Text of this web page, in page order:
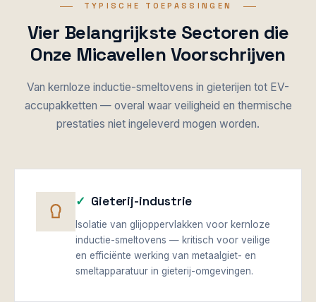
TYPISCHE TOEPASSINGEN
Vier Belangrijkste Sectoren die
Onze Micavellen Voorschrijven
Van kernloze inductie-smeltovens in gieterijen tot EV-
accupakketten — overal waar veiligheid en thermische
prestaties niet ingeleverd mogen worden.
Gieterij-industrie
Isolatie van glijoppervlakken voor kernloze
inductie-smeltovens — kritisch voor veilige
en efficiënte werking van metaalgiet- en
smeltapparatuur in gieterij-omgevingen.